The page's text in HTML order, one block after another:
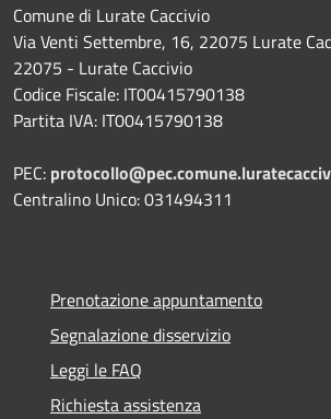
Comune di Lurate Caccivio
Via Venti Settembre, 16, 22075 Lurate
22075 - Lurate Caccivio
Codice Fiscale: IT00415790138
Partita IVA: IT00415790138
PEC:
Centralino Unico: 031494311
Prenotazione appuntamento
Segnalazione disservizio
Leggi le FAQ
Richiesta assistenza